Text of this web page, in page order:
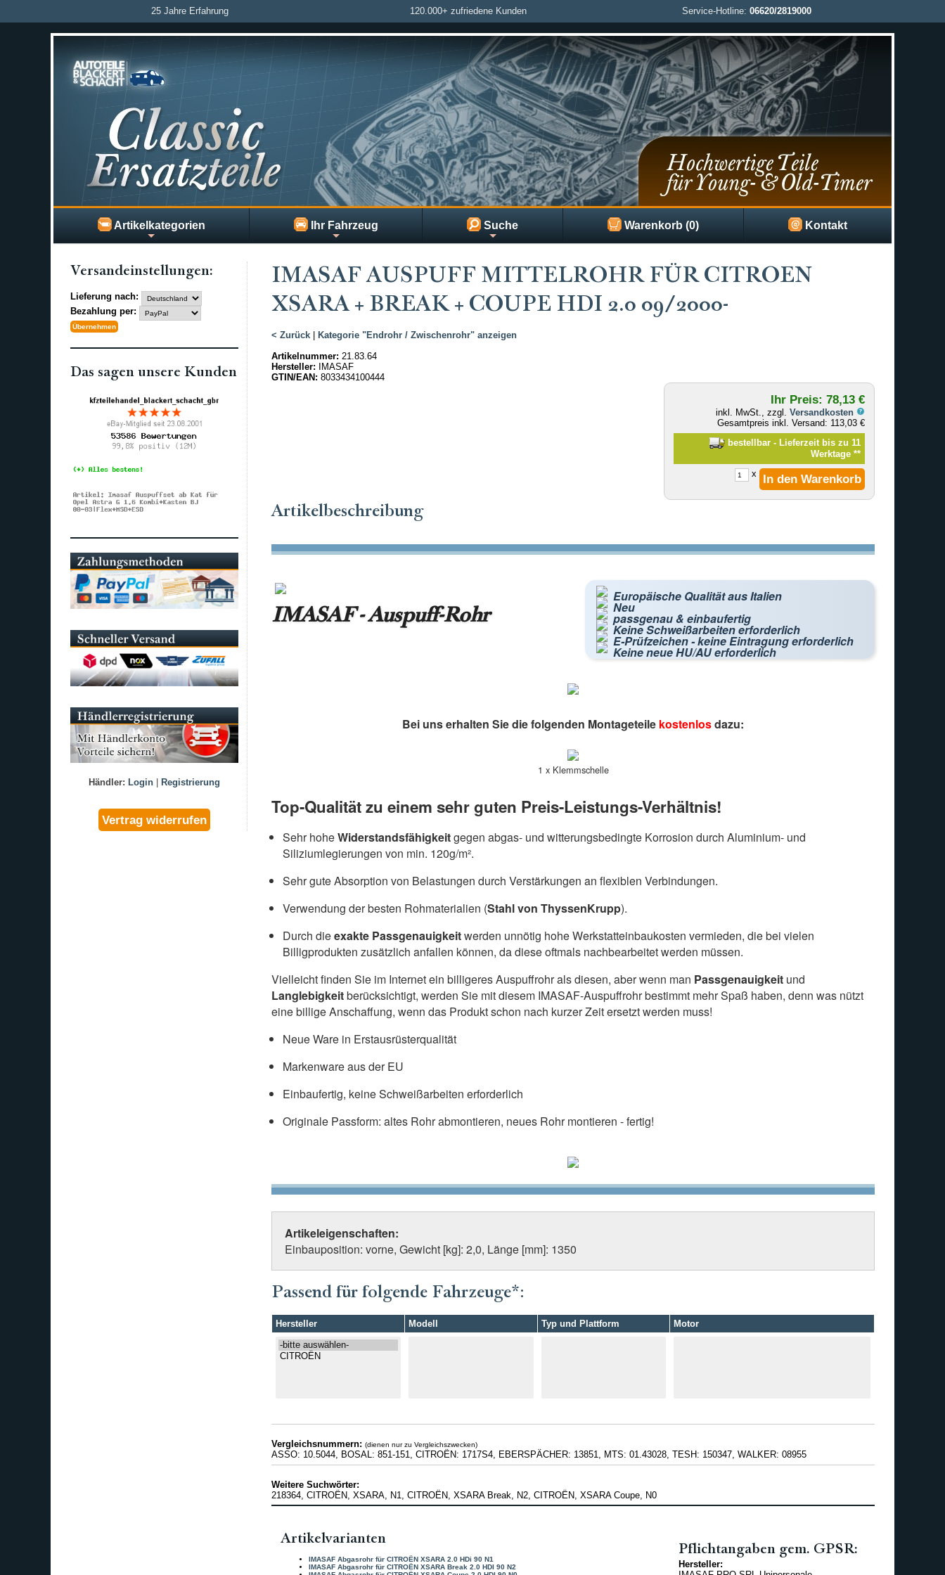
25 Jahre Erfahrung 120.000+ zufriedene Kunden Service-Hotline: 06620/2819000
Artikelkategorien Ihr Fahrzeug Suche Warenkorb (0) Kontakt
IMASAF AUSPUFF MITTELROHR FÜR CITROEN
XSARA + BREAK + COUPE HDI 2.0 09/2000-
< Zurück|
Kategorie "Endrohr / Zwischenrohr" anzeigen
Artikelnummer: 21.83.64
Hersteller: IMASAF
GTIN/EAN: 8033434100444
Ihr Preis: 78,13 €
inkl. MwSt., zzgl.Versandkosten
Gesamtpreis inkl. Versand: 113,03 €
bestellbar - Lieferzeit bis zu 11
Werktage **
x
Artikelbeschreibung
IMASAF - Auspuff-Rohr
Europäische Qualität aus Italien
Neu
passgenau & einbaufertig
Keine Schweißarbeiten erforderlich
E-Prüfzeichen - keine Eintragung erforderlich
Keine neue HU/AU erforderlich
Bei uns erhalten Sie die folgenden Montageteile kostenlosdazu:
1 x Klemmschelle
Top-Qualität zu einem sehr guten Preis-Leistungs-Verhältnis!
Sehr hoheWiderstandsfähigkeitgegen abgas- und witterungsbedingte Korrosion durch Aluminium- und
Siliziumlegierungen von min. 120g/m².
Sehr gute Absorption von Belastungen durch Verstärkungen an flexiblen Verbindungen.
Verwendung der besten Rohmaterialien (Stahl von ThyssenKrupp).
Durch dieexakte Passgenauigkeitwerden unnötig hohe Werkstatteinbaukosten vermieden, die bei vielen
Billigprodukten zusätzlich anfallen können, da diese oftmals nachbearbeitet werden müssen.
Vielleicht finden Sie im Internet ein billigeres Auspuffrohr als diesen, aber wenn man Passgenauigkeit und
Langlebigkeitberücksichtigt, werden Sie mit diesem IMASAF-Auspuffrohr bestimmt mehr Spaß haben, denn was nützt
eine billige Anschaffung, wenn das Produkt schon nach kurzer Zeit ersetzt werden muss!
Neue Ware in Erstausrüsterqualität
Markenware aus der EU
Einbaufertig, keine Schweißarbeiten erforderlich
Originale Passform: altes Rohr abmontieren, neues Rohr montieren - fertig!
Artikeleigenschaften:
Einbauposition: vorne, Gewicht [kg]: 2,0, Länge [mm]: 1350
Passend für folgende Fahrzeuge*:
Hersteller Modell Typ und Plattform Motor
Vergleichsnummern: (dienen nur zu Vergleichszwecken)
ASSO: 10.5044, BOSAL: 851-151, CITROËN: 1717S4, EBERSPÄCHER: 13851, MTS: 01.43028, TESH: 150347, WALKER: 08955
Weitere Suchwörter:
218364, CITROËN, XSARA, N1, CITROËN, XSARA Break, N2, CITROËN, XSARA Coupe, N0
Artikelvarianten
IMASAF Abgasrohr für CITROËN XSARA 2.0 HDi 90 N1
IMASAF Abgasrohr für CITROËN XSARA Break 2.0 HDI 90 N2
Pflichtangaben gem. GPSR:
Hersteller:
Versand­einstellungen:
Lieferung nach:
Bezahlung per:
Das sagen unsere Kunden
Händler: Login| Registrierung